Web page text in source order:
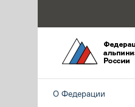
О Федерации